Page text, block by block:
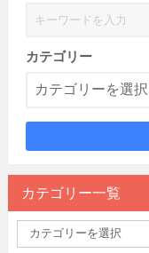
カテゴリー
カテゴリー一覧